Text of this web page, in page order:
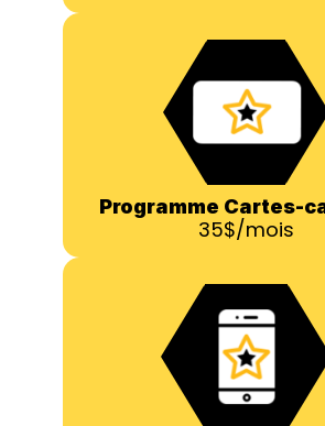
Programme Cartes-
35$/mois